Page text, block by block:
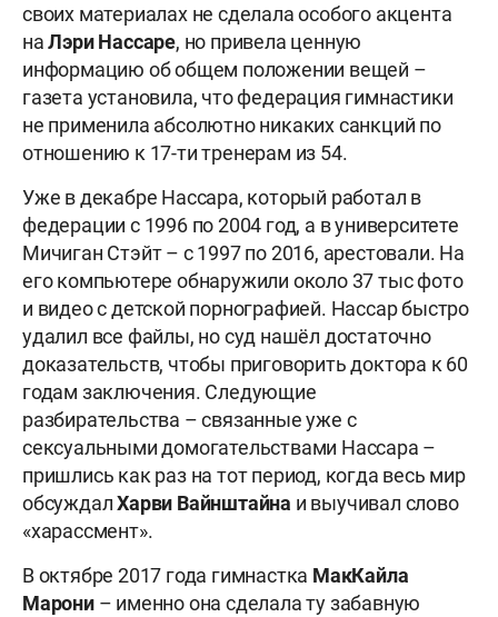
своих материалах не сделала особого акцента
наЛэри Нассаре, но привела ценную
информацию об общем положении вещей –
газета установила, что федерация гимнастики
не применила абсолютно никаких санкций по
отношению к 17-ти тренерам из 54.
Уже в декабре Нассара, который работал в
федерации с 1996 по 2004 год, а в университете
Мичиган Стэйт – с 1997 по 2016, арестовали. На
его компьютере обнаружили около 37 тыс фото
и видео с детской порнографией. Нассар быстро
удалил все файлы, но суд нашёл достаточно
доказательств, чтобы приговорить доктора к 60
годам заключения. Следующие
разбирательства – связанные уже с
сексуальными домогательствами Нассара –
пришлись как раз на тот период, когда весь мир
обсуждалХарви Вайнштайна и выучивал слово
«харассмент».
В октябре 2017 года гимнастка МакКайла
Марони– именно она сделала ту забавную